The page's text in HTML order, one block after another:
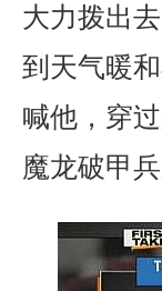
大力拨出
到天气暖
喊他，穿
魔龙破甲